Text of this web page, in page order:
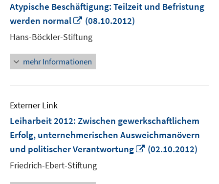
Atypische Beschäftigung: Teilzeit und Befristung
werden normal
In
Fenster
öffnen
(08.10.2012)
Hans-Böckler-Stiftung
mehr Informationen
Externer Link
Leiharbeit 2012: Zwischen gewerkschaftlichem
Erfolg, unternehmerischen Ausweichmanövern
und politischer Verantwortung
In
(02.10.2012)
Friedrich-Ebert-Stiftung